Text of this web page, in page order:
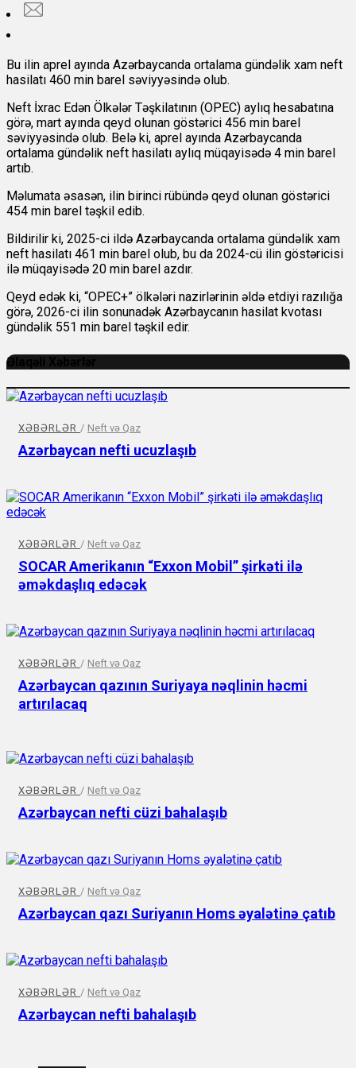
Bu ilin aprel ayında Azərbaycanda ortalama gündəlik xam neft
hasilatı 460 min barel səviyyəsində olub.
Neft İxrac Edən Ölkələr Təşkilatının (OPEC) aylıq hesabatına
görə, mart ayında qeyd olunan göstərici 456 min barel
səviyyəsində olub. Belə ki, aprel ayında Azərbaycanda
ortalama gündəlik neft hasilatı aylıq müqayisədə 4 min barel
artıb.
Məlumata əsasən, ilin birinci rübündə qeyd olunan göstərici
454 min barel təşkil edib.
Bildirilir ki, 2025-ci ildə Azərbaycanda ortalama gündəlik xam
neft hasilatı 461 min barel olub, bu da 2024-cü ilin göstəricisi
ilə müqayisədə 20 min barel azdır.
Qeyd edək ki, “OPEC+” ölkələri nazirlərinin əldə etdiyi razılığa
görə, 2026-ci ilin sonunadək Azərbaycanın hasilat kvotası
gündəlik 551 min barel təşkil edir.
Əlaqəli Xəbərlər
XƏBƏRLƏR / Neft və Qaz
Azərbaycan nefti ucuzlaşıb
XƏBƏRLƏR / Neft və Qaz
SOCAR Amerikanın “Exxon Mobil” şirkəti ilə
əməkdaşlıq edəcək
XƏBƏRLƏR / Neft və Qaz
Azərbaycan qazının Suriyaya nəqlinin həcmi
artırılacaq
XƏBƏRLƏR / Neft və Qaz
Azərbaycan nefti cüzi bahalaşıb
XƏBƏRLƏR / Neft və Qaz
Azərbaycan qazı Suriyanın Homs əyalətinə çatıb
XƏBƏRLƏR / Neft və Qaz
Azərbaycan nefti bahalaşıb